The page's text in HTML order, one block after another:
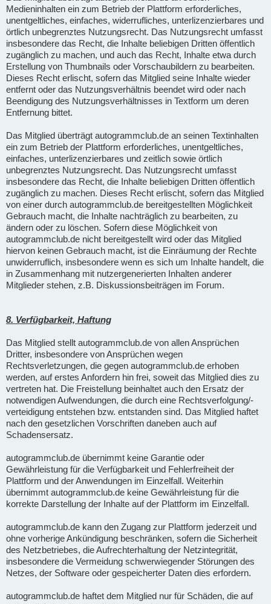
Medieninhalten ein zum Betrieb der Plattform erforderliches,
unentgeltliches, einfaches, widerrufliches, unterlizenzierbares und
örtlich unbegrenztes Nutzungsrecht. Das Nutzungsrecht umfasst
insbesondere das Recht, die Inhalte beliebigen Dritten öffentlich
zugänglich zu machen, und auch das Recht, Inhalte etwa durch
Erstellung von Thumbnails oder Vorschaubildern zu bearbeiten.
Dieses Recht erlischt, sofern das Mitglied seine Inhalte wieder
entfernt oder das Nutzungsverhältnis beendet wird oder nach
Beendigung des Nutzungsverhältnisses in Textform um deren
Entfernung bittet.
Das Mitglied überträgt autogrammclub.de an seinen Textinhalten
ein zum Betrieb der Plattform erforderliches, unentgeltliches,
einfaches, unterlizenzierbares und zeitlich sowie örtlich
unbegrenztes Nutzungsrecht. Das Nutzungsrecht umfasst
insbesondere das Recht, die Inhalte beliebigen Dritten öffentlich
zugänglich zu machen. Dieses Recht erlischt, sofern das Mitglied
von einer durch autogrammclub.de bereitgestellten Möglichkeit
Gebrauch macht, die Inhalte nachträglich zu bearbeiten, zu
ändern oder zu löschen. Sofern diese Möglichkeit von
autogrammclub.de nicht bereitgestellt wird oder das Mitglied
hiervon keinen Gebrauch macht, ist die Einräumung der Rechte
unwiderruflich, insbesondere wenn es sich um Inhalte handelt, die
in Zusammenhang mit nutzergenerierten Inhalten anderer
Mitglieder stehen, z.B. Diskussionsbeiträgen im Forum.
8. Verfügbarkeit, Haftung
Das Mitglied stellt autogrammclub.de von allen Ansprüchen
Dritter, insbesondere von Ansprüchen wegen
Rechtsverletzungen, die gegen autogrammclub.de erhoben
werden, auf erstes Anfordern hin frei, soweit das Mitglied dies zu
vertreten hat. Die Freistellung beinhaltet auch den Ersatz der
notwendigen Aufwendungen, die durch eine Rechtsverfolgung/-
verteidigung entstehen bzw. entstanden sind. Das Mitglied haftet
nach den gesetzlichen Vorschriften daneben auch auf
Schadensersatz.
autogrammclub.de übernimmt keine Garantie oder
Gewährleistung für die Verfügbarkeit und Fehlerfreiheit der
Plattform und der Anwendungen im Einzelfall. Weiterhin
übernimmt autogrammclub.de keine Gewährleistung für die
korrekte Darstellung der Inhalte auf der Plattform im Einzelfall.
autogrammclub.de kann den Zugang zur Plattform jederzeit und
ohne vorherige Ankündigung beschränken, sofern die Sicherheit
des Netzbetriebes, die Aufrechterhaltung der Netzintegrität,
insbesondere die Vermeidung schwerwiegender Störungen des
Netzes, der Software oder gespeicherter Daten dies erfordern.
autogrammclub.de haftet dem Mitglied nur für Schäden, die auf